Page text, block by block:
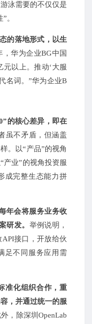
泳需要的不仅仅是
。
的落地形式，以生
，华为企业BG中国
元以上。推动‘大服
名词。”华为企业B
的核心差异，即在
虽不矛盾，但涵盖
。以“产品”的视角
产业”的视角投资服
成完整生态能力拼
年会将服务业务收
研发。 举例说明，
接口，开放给伙
足不同服务应用需
准化组织合作，重
，并通过统一的服
，除深圳OpenLab